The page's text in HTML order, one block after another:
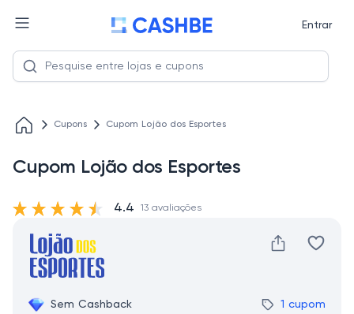
Entrar
Cupons Cupom Lojão dos Esportes
Cupom Lojão dos Esportes
Sem Cashback 1 cupom
4.4 13 avaliações